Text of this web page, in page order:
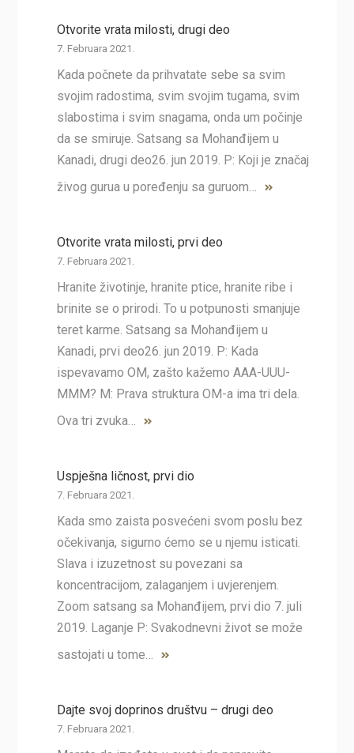
Otvorite vrata milosti, drugi deo
7. Februara 2021.
Kada počnete da prihvatate sebe sa svim
svojim radostima, svim svojim tugama, svim
slabostima i svim snagama, onda um počinje
da se smiruje. Satsang sa Mohanđijem u
Kanadi, drugi deo26. jun 2019. P: Koji je značaj
živog gurua u poređenju sa guruom…
Otvorite vrata milosti, prvi deo
7. Februara 2021.
Hranite životinje, hranite ptice, hranite ribe i
brinite se o prirodi. To u potpunosti smanjuje
teret karme. Satsang sa Mohanđijem u
Kanadi, prvi deo26. jun 2019. P: Kada
ispevavamo OM, zašto kažemo AAA-UUU-
MMM? M: Prava struktura OM-a ima tri dela.
Ova tri zvuka…
Uspješna ličnost, prvi dio
7. Februara 2021.
Kada smo zaista posvećeni svom poslu bez
očekivanja, sigurno ćemo se u njemu isticati.
Slava i izuzetnost su povezani sa
koncentracijom, zalaganjem i uvjerenjem.
Zoom satsang sa Mohanđijem, prvi dio 7. juli
2019. Laganje P: Svakodnevni život se može
sastojati u tome…
Dajte svoj doprinos društvu – drugi deo
7. Februara 2021.